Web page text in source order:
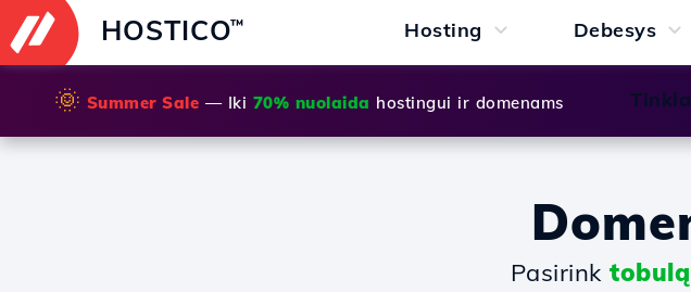
HOSTICO™ Hosting Debesys
🌞 Summer Sale — Iki 70% nuolaida hostingui ir domenams
Pasirink